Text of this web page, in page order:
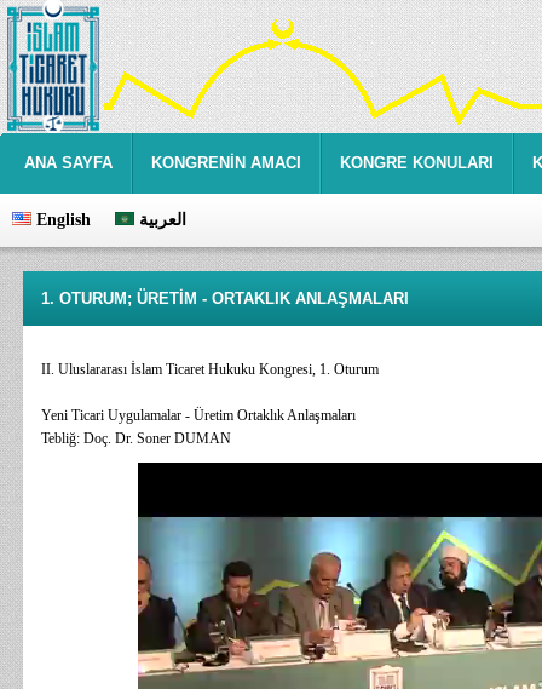
ANA SAYFA KONGRENİN AMACI KONGRE KONULARI
English العربية
1. OTURUM; ÜRETİM - ORTAKLIK ANLAŞMALARI
II. Uluslararası İslam Ticaret Hukuku Kongresi, 1. Oturum
Yeni Ticari Uygulamalar - Üretim Ortaklık Anlaşmaları
Tebliğ: Doç. Dr. Soner DUMAN